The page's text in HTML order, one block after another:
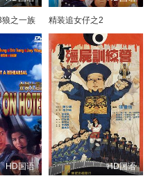
之一族 精装追女仔之2
HD国语 HD国语